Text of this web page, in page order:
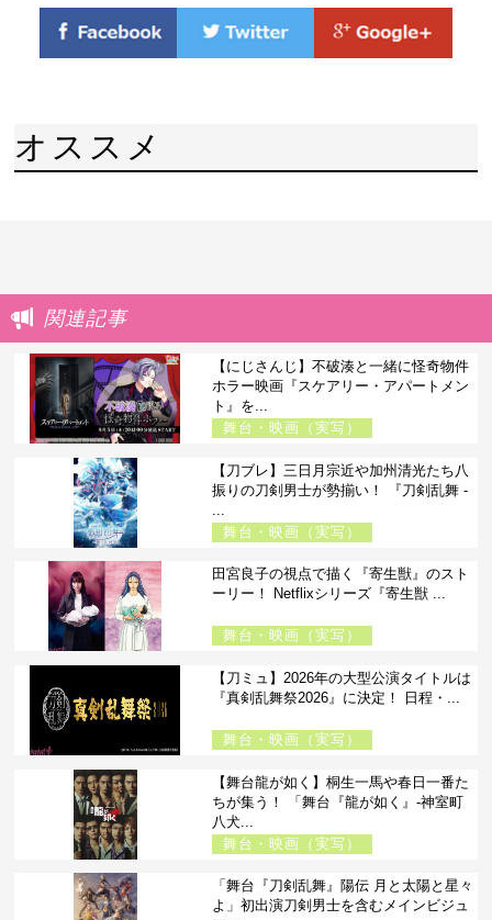
オススメ
関連記事
【にじさんじ】不破湊と一緒に怪奇物件
ホラー映画『スケアリー・アパートメン
ト』を...
舞台・映画（実写）
【刀ブレ】三日月宗近や加州清光たち八
振りの刀剣男士が勢揃い！ 『刀剣乱舞 -
舞台・映画（実写）
田宮良子の視点で描く『寄生獣』のスト
ーリー！ Netflixシリーズ『寄生獣 ...
舞台・映画（実写）
【刀ミュ】2026年の大型公演タイトルは
『真剣乱舞祭2026』に決定！ 日程・...
舞台・映画（実写）
【舞台龍が如く】桐生一馬や春日一番た
ちが集う！ 「舞台『龍が如く』-神室町
八犬...
舞台・映画（実写）
「舞台『刀剣乱舞』陽伝 月と太陽と星々
よ」初出演刀剣男士を含むメインビジュ